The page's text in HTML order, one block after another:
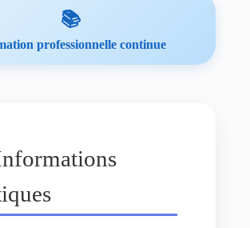
📚
professionnelle continue